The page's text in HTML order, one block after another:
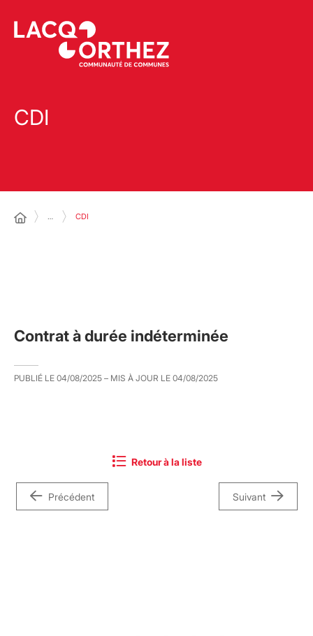
CDI
… CDI
Contrat à durée indéterminée
PUBLIÉ LE 04/08/2025 – MIS À JOUR LE 04/08/2025
Précédent
Retour à la liste
Suivant